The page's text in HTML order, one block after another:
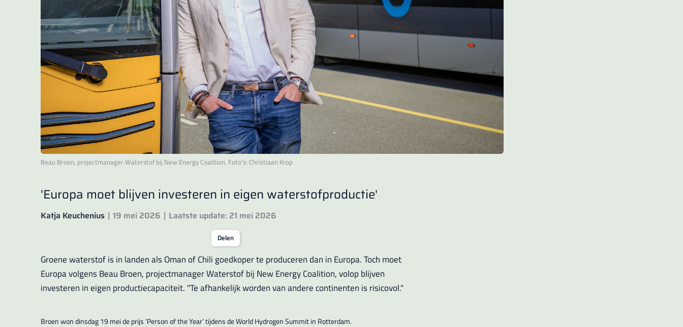
Beau Broen, projectmanager Waterstof bij New Energy Coalition. Foto's: Christiaan Krop
'Europa moet blijven investeren in eigen waterstofproductie'
Katja Keuchenius 19 mei 2026 Laatste update: 21 mei 2026
Delen
Groene waterstof is in landen als Oman of Chili goedkoper te produceren dan in Europa. Toch moet
Europa volgens Beau Broen, projectmanager Waterstof bij New Energy Coalition, volop blijven
investeren in eigen productiecapaciteit. "Te afhankelijk worden van andere continenten is risicovol."
Broen won dinsdag 19 mei de prijs ‘Person of the Year’ tijdens de World Hydrogen Summit in Rotterdam.